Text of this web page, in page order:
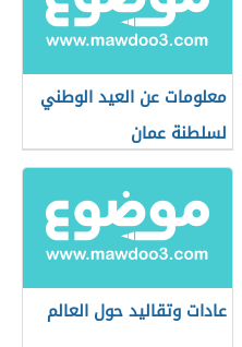
معلومات عن العيد الوطني
لسلطنة عمان
عادات وتقاليد حول العالم